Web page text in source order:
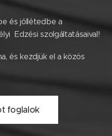
és jóllétedbe a
Edzési szolgáltatásaival!
és kezdjük el a közös
foglalok